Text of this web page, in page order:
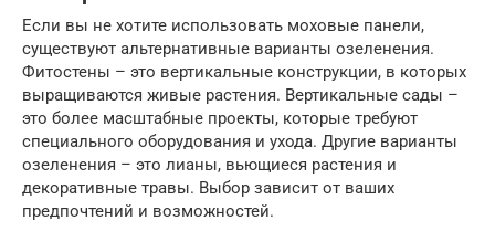
Если вы не хотите использовать моховые панели,
существуют альтернативные варианты озеленения.
Фитостены – это вертикальные конструкции, в которых
выращиваются живые растения. Вертикальные сады –
это более масштабные проекты, которые требуют
специального оборудования и ухода. Другие варианты
озеленения – это лианы, вьющиеся растения и
декоративные травы. Выбор зависит от ваших
предпочтений и возможностей.